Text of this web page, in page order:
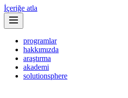
İçeriğe atla
programlar
hakkımızda
araştırma
akademi
solutionsphere